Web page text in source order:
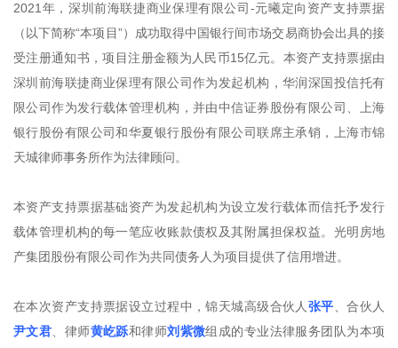
2021年，深圳前海联捷商业保理有限公司-元曦定向资产支持票据
（以下简称“本项目”）成功取得中国银行间市场交易商协会出具的接
受注册通知书，项目注册金额为人民币15亿元。本资产支持票据由
深圳前海联捷商业保理有限公司作为发起机构，华润深国投信托有
限公司作为发行载体管理机构，并由中信证券股份有限公司、上海
银行股份有限公司和华夏银行股份有限公司联席主承销，上海市锦
天城律师事务所作为法律顾问。
本资产支持票据基础资产为发起机构为设立发行载体而信托予发行
载体管理机构的每一笔应收账款债权及其附属担保权益。光明房地
产集团股份有限公司作为共同债务人为项目提供了信用增进。
在本次资产支持票据设立过程中，锦天城高级合伙人 张平 、合伙人
尹文君 、律师黄屹跞和律师刘紫微组成的专业法律服务团队为本项